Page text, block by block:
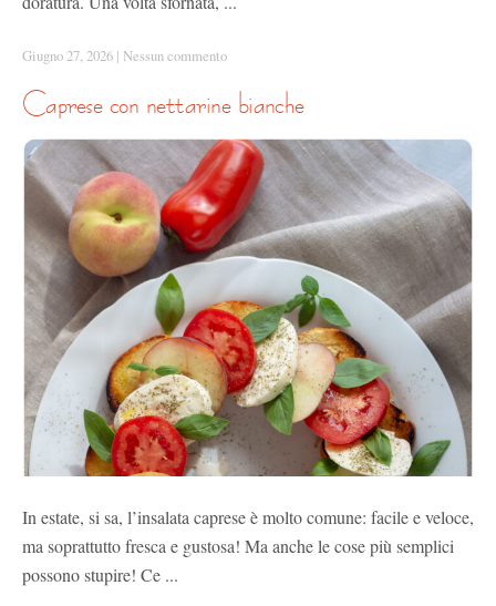
Giugno 27, 2026 | Nessun commento
caprese con nettarine bianche
In estate, si sa, l’insalata caprese è molto comune: facile e veloce,
ma soprattutto fresca e gustosa! Ma anche le cose più semplici
possono stupire! Ce ...